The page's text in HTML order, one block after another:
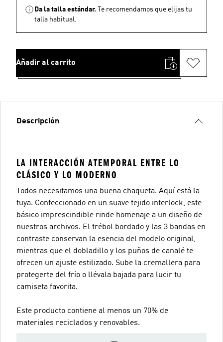
Da la talla estándar.
Te recomendamos que elijas tu
talla habitual.
Añadir al carrito
Descripción
LA INTERACCIÓN ATEMPORAL ENTRE LO
CLÁSICO Y LO MODERNO
Todos necesitamos una buena chaqueta. Aquí está la
tuya. Confeccionado en un suave tejido interlock, este
básico imprescindible rinde homenaje a un diseño de
nuestros archivos. El trébol bordado y las 3 bandas en
contraste conservan la esencia del modelo original,
mientras que el dobladillo y los puños de canalé te
ofrecen un ajuste estilizado. Sube la cremallera para
protegerte del frío o llévala bajada para lucir tu
camiseta favorita.
Este producto contiene al menos un 70% de
materiales reciclados y renovables.